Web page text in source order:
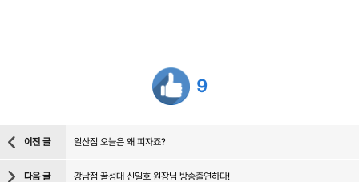
9
이전 글 일산점 오늘은 왜 피자죠?
다음 글 강남점 꿀성대 신일호 원장님 방송출연하다!